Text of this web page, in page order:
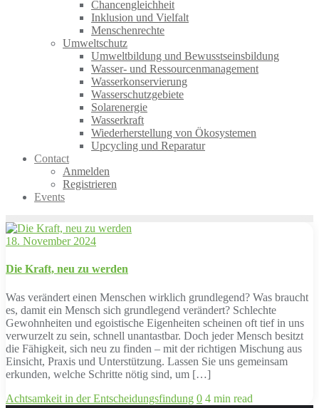
Chancengleichheit
Inklusion und Vielfalt
Menschenrechte
Umweltschutz
Umweltbildung und Bewusstseinsbildung
Wasser- und Ressourcenmanagement
Wasserkonservierung
Wasserschutzgebiete
Solarenergie
Wasserkraft
Wiederherstellung von Ökosystemen
Upcycling und Reparatur
Contact
Anmelden
Registrieren
Events
18. November 2024
Die Kraft, neu zu werden
Was verändert einen Menschen wirklich grundlegend? Was braucht
es, damit ein Mensch sich grundlegend verändert? Schlechte
Gewohnheiten und egoistische Eigenheiten scheinen oft tief in uns
verwurzelt zu sein, schnell unantastbar. Doch jeder Mensch besitzt
die Fähigkeit, sich neu zu finden – mit der richtigen Mischung aus
Einsicht, Praxis und Unterstützung. Lassen Sie uns gemeinsam
erkunden, welche Schritte nötig sind, um […]
Achtsamkeit in der Entscheidungsfindung 0 4 min read